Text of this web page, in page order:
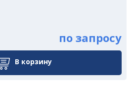
по запросу
В корзину